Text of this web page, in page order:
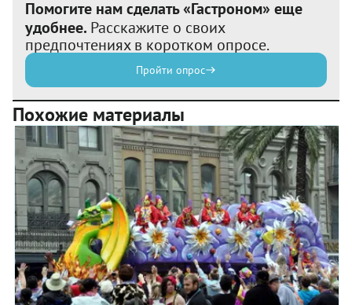
Помогите нам сделать «Гастроном» еще
удобнее. Расскажите о своих
предпочтениях в коротком опросе.
Пройти опрос
Похожие материалы